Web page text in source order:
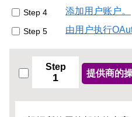
Step 4 添加用户账户。
Step 5 由用户执行
Step
1 提供商的